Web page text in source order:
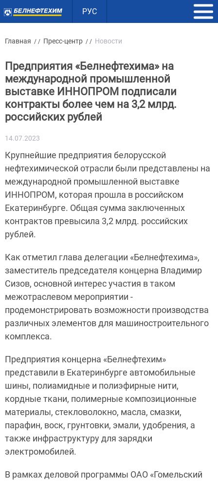
РУС
Главная / / Пресс-центр / / Новости
Предприятия «Белнефтехима» на
международной промышленной
выставке ИННОПРОМ подписали
контракты более чем на 3,2 млрд.
российских рублей
14.07.2023
Крупнейшие предприятия белорусской
нефтехимической отрасли были представлены на
международной промышленной выставке
ИННОПРОМ, которая прошла в российском
Екатеринбурге. Общая сумма заключенных
контрактов превысила 3,2 млрд. российских
рублей.
Как отметил глава делегации «Белнефтехима»,
заместитель председателя концерна Владимир
Сизов, основной интерес участия в таком
межотраслевом мероприятии -
продемонстрировать возможности производства
различных элементов для машиностроительного
комплекса.
Предприятия концерна «Белнефтехим»
представили в Екатеринбурге автомобильные
шины, полиамидные и полиэфирные нити,
кордные ткани, полимерные композиционные
материалы, стекловолокно, масла, смазки,
парафин, воск, грунтовки, эмали, удобрения, а
также инфраструктуру для зарядки
электромобилей.
В рамках деловой программы ОАО «Гомельский